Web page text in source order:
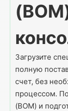
Загрузите
полную
счет, без
процессом.
(BOM) и